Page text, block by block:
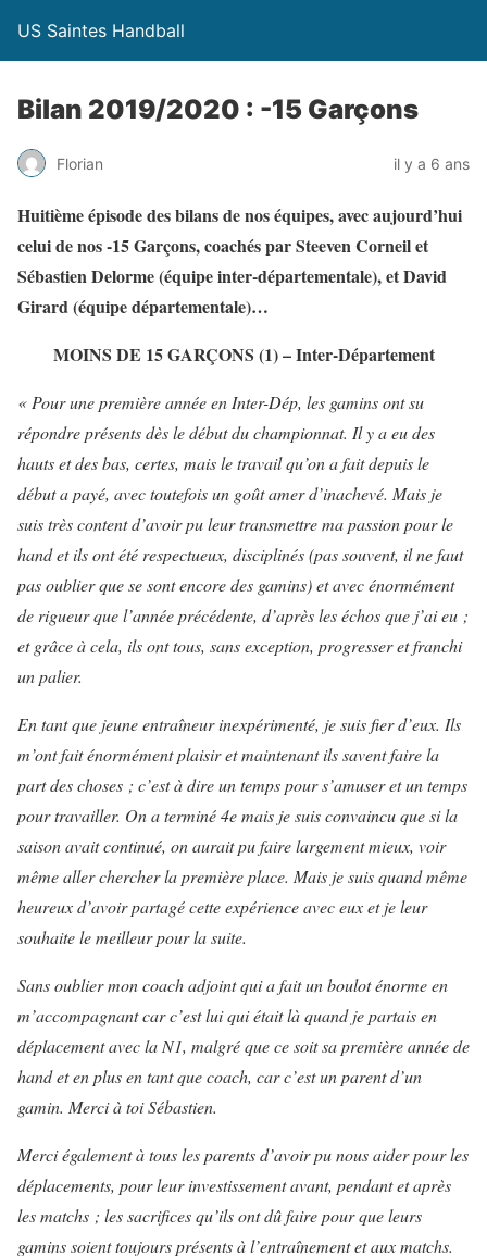
US Saintes Handball
Bilan 2019/2020 : -15 Garçons
Florian il y a 6 ans
Huitième épisode des bilans de nos équipes, avec aujourd’hui
celui de nos -15 Garçons, coachés par Steeven Corneil et
Sébastien Delorme (équipe inter-départementale), et David
Girard (équipe départementale)…
MOINS DE 15 GARÇONS (1)– Inter-Département
« Pour une première année en Inter-Dép, les gamins ont su
répondre présents dès le début du championnat. Il y a eu des
hauts et des bas, certes, mais le travail qu’on a fait depuis le
début a payé, avec toutefois un goût amer d’inachevé. Mais je
suis très content d’avoir pu leur transmettre ma passion pour le
hand et ils ont été respectueux, disciplinés (pas souvent, il ne faut
pas oublier que se sont encore des gamins) et avec énormément
de rigueur que l’année précédente, d’après les échos que j’ai eu ;
et grâce à cela, ils ont tous, sans exception, progresser et franchi
un palier.
En tant que jeune entraîneur inexpérimenté, je suis fier d’eux. Ils
m’ont fait énormément plaisir et maintenant ils savent faire la
part des choses ; c’est à dire un temps pour s’amuser et un temps
pour travailler. On a terminé 4e mais je suis convaincu que si la
saison avait continué, on aurait pu faire largement mieux, voir
même aller chercher la première place. Mais je suis quand même
heureux d’avoir partagé cette expérience avec eux et je leur
souhaite le meilleur pour la suite.
Sans oublier mon coach adjoint qui a fait un boulot énorme en
m’accompagnant car c’est lui qui était là quand je partais en
déplacement avec la N1, malgré que ce soit sa première année de
hand et en plus en tant que coach, car c’est un parent d’un
gamin. Merci à toi Sébastien.
Merci également à tous les parents d’avoir pu nous aider pour les
déplacements, pour leur investissement avant, pendant et après
les matchs ; les sacrifices qu’ils ont dû faire pour que leurs
gamins soient toujours présents à l’entraînement et aux matchs.